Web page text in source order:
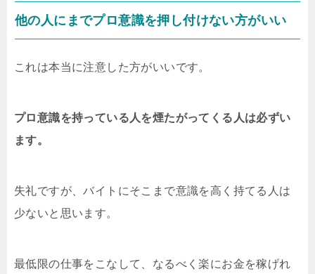
他の人にまでプロ意識を押し付けない方がいい
これは本当に注意した方がいいです。
プロ意識を持っている人を煙たがってくる人は必ずい
ます。
失礼ですが、バイトにそこまで意識を高く持てる人は
少ないと思います。
最低限の仕事をこなして、なるべく楽にお金を稼げれ